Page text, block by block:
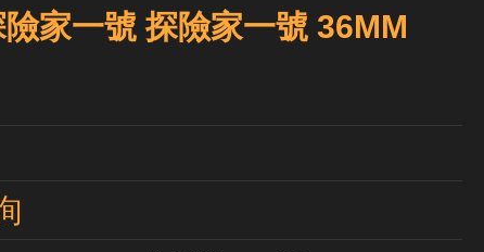
家一號 探險家一號 36MM